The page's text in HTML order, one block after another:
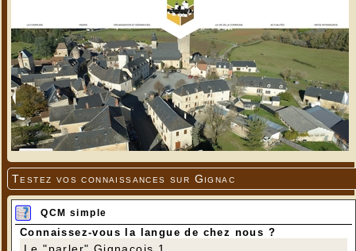
Testez vos connaissances sur Gignac
QCM simple
Connaissez-vous la langue de chez nous ?